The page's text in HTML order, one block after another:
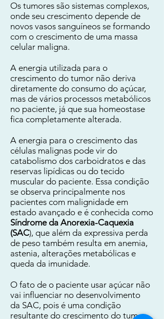
Os tumores são sistemas complexos,
onde seu crescimento depende de
novos vasos sanguíneos se formando
com o crescimento de uma massa
celular maligna.
A energia utilizada para o
crescimento do tumor não deriva
diretamente do consumo do açúcar,
mas de vários processos metabólicos
no paciente, já que sua homeostase
fica completamente alterada.
A energia para o crescimento das
células malignas pode vir do
catabolismo dos carboidratos e das
reservas lipídicas ou do tecido
muscular do paciente. Essa condição
se observa principalmente nos
pacientes com malignidade em
estado avançado e é conhecida como
Síndrome da Anorexia-Caquexia
(SAC), que além da expressiva perda
de peso também resulta em anemia,
astenia, alterações metabólicas e
queda da imunidade.
O fato de o paciente usar açúcar não
vai influenciar no desenvolvimento
da SAC, pois é uma condição
resultante do crescimento do tumor